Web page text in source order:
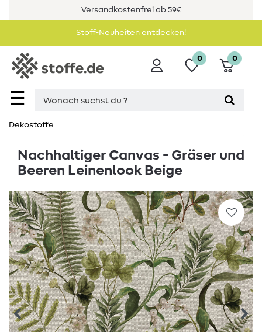
Versandkostenfrei ab 59€
Stoff-Neuheiten entdecken!
☰
0 0
Dekostoffe
Nachhaltiger Canvas - Gräser und
Beeren Leinenlook Beige